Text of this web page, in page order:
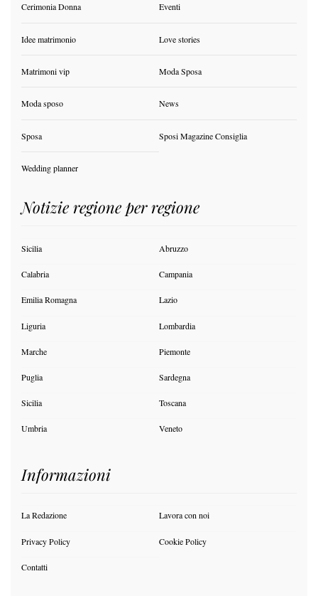
Cerimonia Donna Eventi
Idee matrimonio Love stories
Matrimoni vip Moda Sposa
Moda sposo News
Sposa Sposi Magazine Consiglia
Wedding planner
Notizie regione per regione
Sicilia Abruzzo
Calabria Campania
Emilia Romagna Lazio
Liguria Lombardia
Marche Piemonte
Puglia Sardegna
Sicilia Toscana
Umbria Veneto
Informazioni
La Redazione Lavora con noi
Privacy Policy Cookie Policy
Contatti